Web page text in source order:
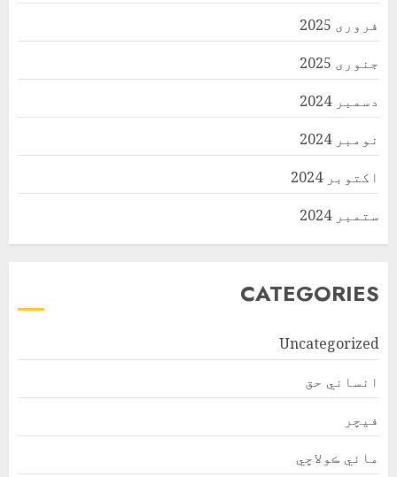
فروری 2025
جنوری 2025
دسمبر 2024
نومبر 2024
اکتوبر 2024
ستمبر 2024
CATEGORIES
Uncategorized
انساني حق
فیچر
مائي ڪولاچي